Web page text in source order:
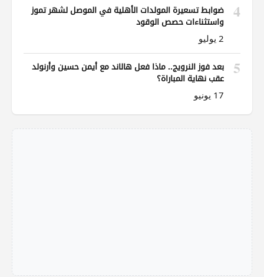
4
ضوابط تسعيرة المولدات الأهلية في الموصل لشهر تموز
واستثناءات حصص الوقود
2 يوليو
5
بعد فوز النرويج.. ماذا فعل هالاند مع أيمن حسين وأرنولد
عقب نهاية المباراة؟
17 يونيو